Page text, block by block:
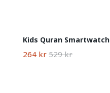
Kids Quran Smartwatch
264 kr 529 kr